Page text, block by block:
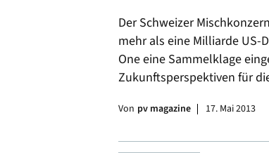
Der Schweizer
mehr als eine Milliarde
One eine Sammelklage
Zukunftsperspektiven für
Von pv magazine 17. Mai 2013